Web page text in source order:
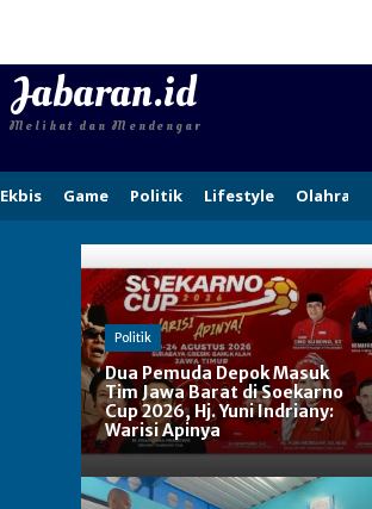
Jabaran.id
Melihat dan Mendengar
Ekbis Game Politik Lifestyle Olahraga
Politik
Dua Pemuda Depok Masuk
Tim Jawa Barat di Soekarno
Cup 2026, Hj. Yuni Indriany:
Warisi Apinya